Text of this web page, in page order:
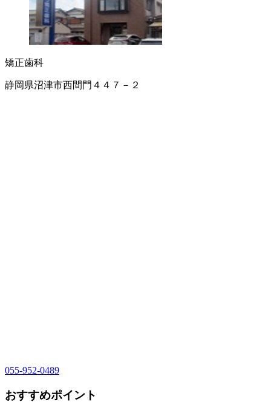
矯正歯科
静岡県沼津市西間門４４７－２
055-952-0489
おすすめポイント